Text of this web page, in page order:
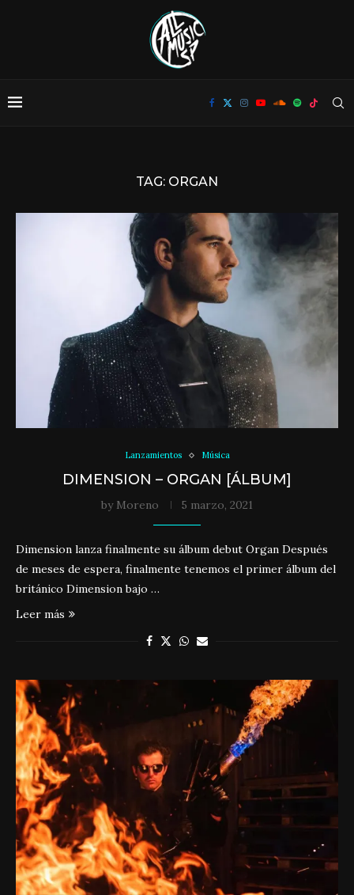
TAG: ORGAN
Lanzamientos Música
DIMENSION – ORGAN [ÁLBUM]
by Moreno 5 marzo, 2021
Dimension lanza finalmente su álbum debut Organ Después
de meses de espera, finalmente tenemos el primer álbum del
británico Dimension bajo …
Leer más